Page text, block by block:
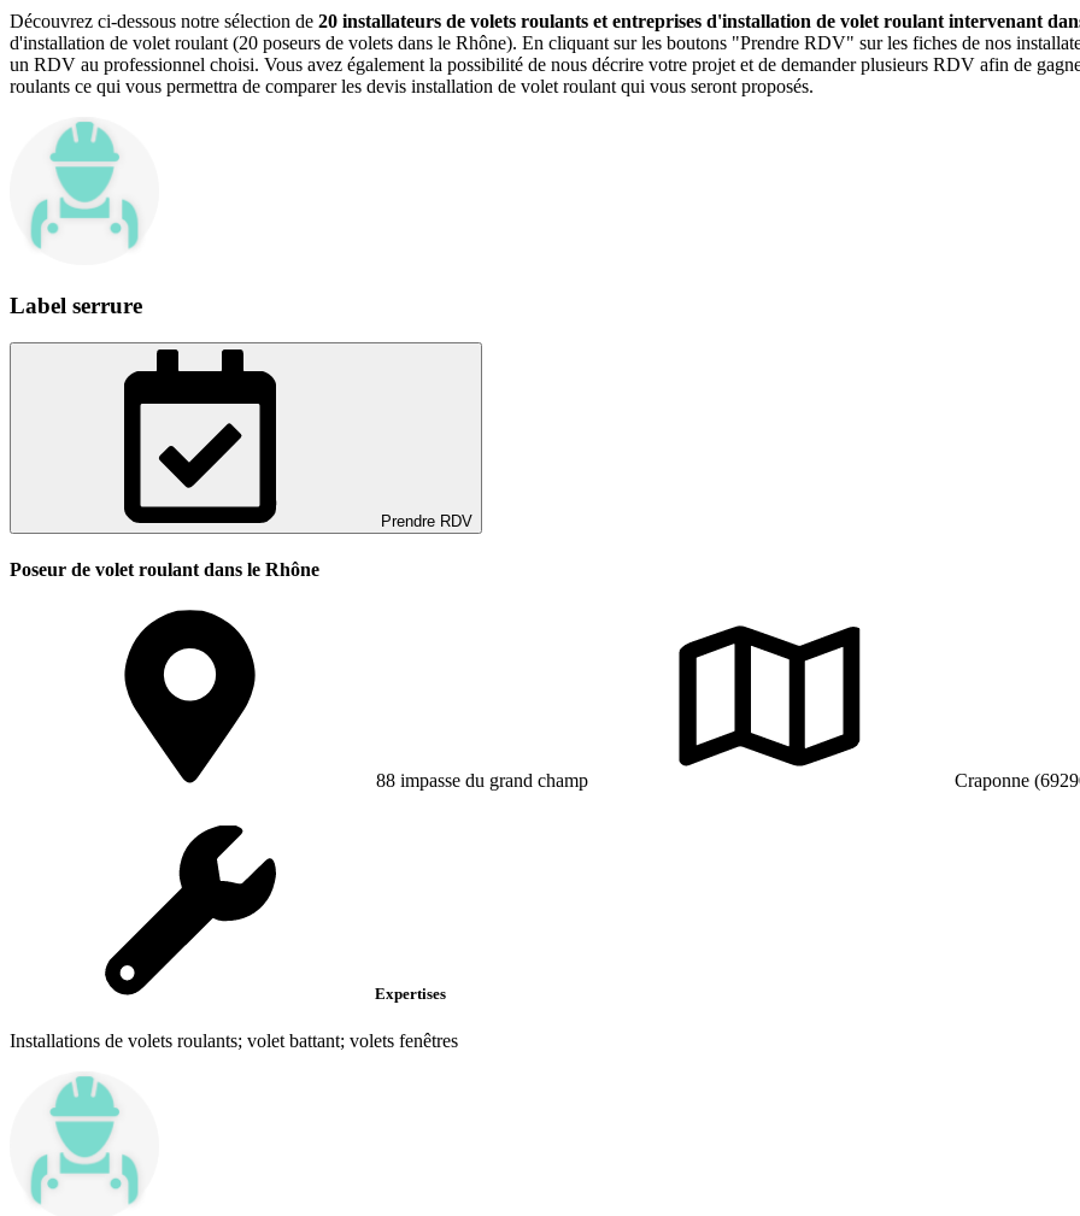
Découvrez ci-dessous notre sélection de 20 installateurs de volets roulants et entreprises d'installation de volet roulant intervenant
d'installation de volet roulant (20 poseurs de volets dans le Rhône). En cliquant sur les boutons "Prendre RDV" sur les fiches de nos
un RDV au professionnel choisi. Vous avez également la possibilité de nous décrire votre projet et de demander plusieurs RDV afin de
roulants ce qui vous permettra de comparer les devis installation de volet roulant qui vous seront proposés.
Label serrure
Prendre RDV
Poseur de volet roulant dans le Rhône
88 impasse du grand champ Craponne
Expertises
Installations de volets roulants; volet battant; volets fenêtres